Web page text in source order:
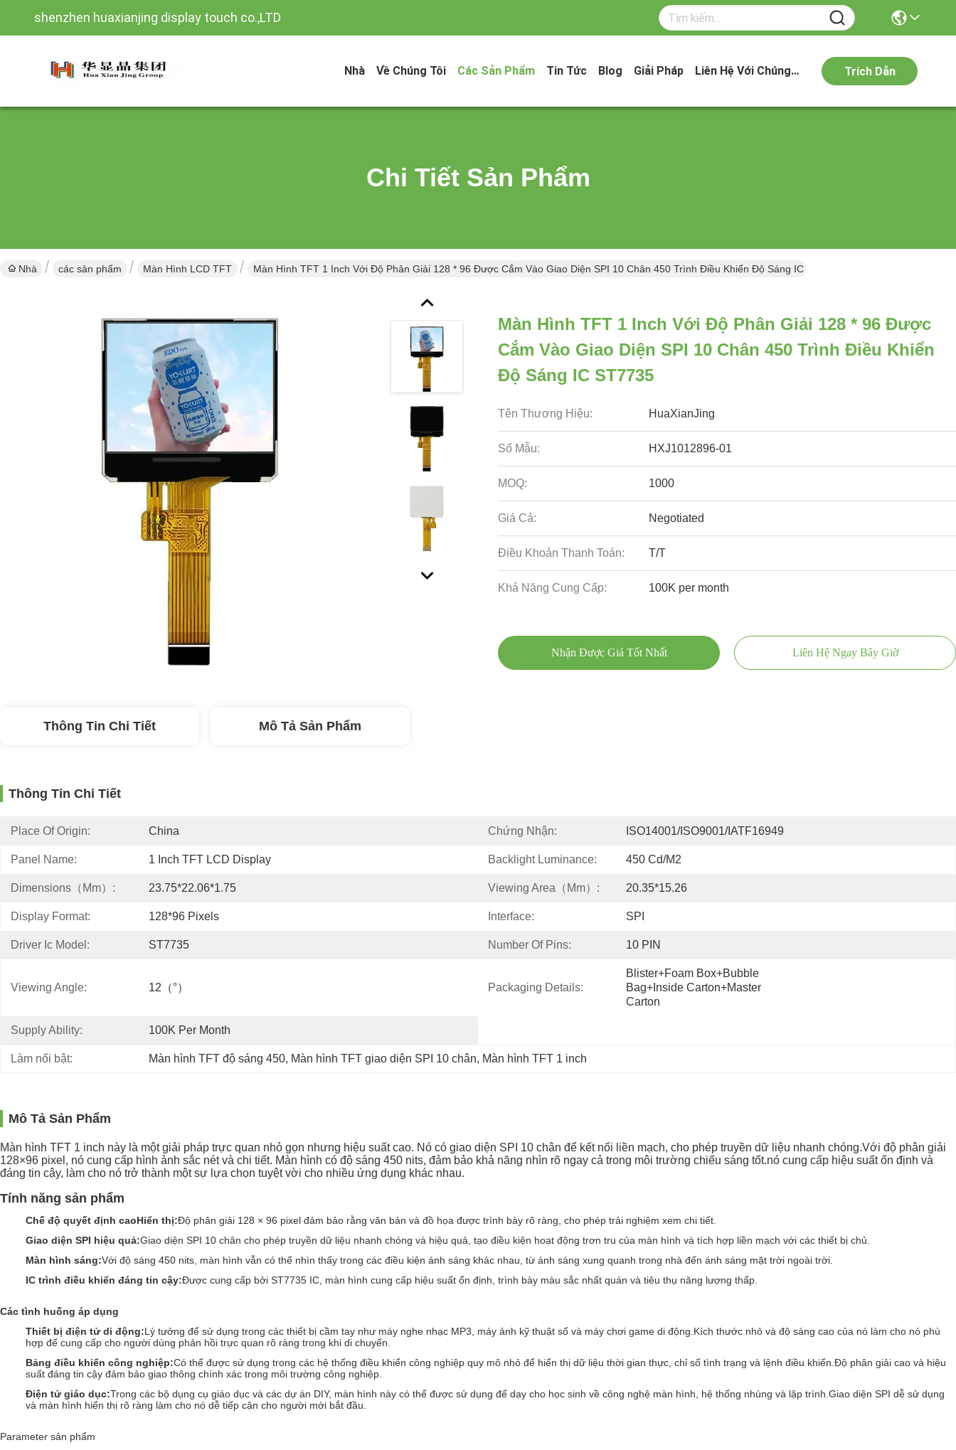
shenzhen huaxianjing display touch co.,LTD
Nhà Về Chúng Tôi Các Sản Phẩm Tin Tức Blog Giải Pháp Liên Hệ Với Chúng Tôi Trích Dẫn
Chi Tiết Sản Phẩm
Nhà các sản phẩm Màn Hình LCD TFT Màn Hình TFT 1 Inch Với Độ Phân Giải 128 * 96 Được Cắm Vào Giao Diện SPI 10 Chân 450 Trình Điều Khiển Độ Sáng IC ST7735
Màn Hình TFT 1 Inch Với Độ Phân Giải 128 * 96 Được
Cắm Vào Giao Diện SPI 10 Chân 450 Trình Điều Khiển
Độ Sáng IC ST7735
Tên Thương Hiệu: HuaXianJing
Số Mẫu: HXJ1012896-01
MOQ: 1000
Giá Cả: Negotiated
Điều Khoản Thanh Toán: T/T
Khả Năng Cung Cấp: 100K per month
Nhận Được Giá Tốt Nhất Liên Hệ Ngay Bây Giờ
Thông Tin Chi Tiết Mô Tả Sản Phẩm
Thông Tin Chi Tiết
Place Of Origin: China Chứng Nhận: ISO14001/ISO9001/IATF16949
Panel Name: 1 Inch TFT LCD Display Backlight Luminance: 450 Cd/m2
Dimensions（mm）: 23.75*22.06*1.75 Viewing Area（mm）: 20.35*15.26
Display Format: 128*96 Pixels Interface: SPI
Driver Ic Model: ST7735 Number Of Pins: 10 PIN
Viewing Angle: 12（°） Packaging Details:
Blister+foam Box+bubble
Bag+inside Carton+master
Carton
Supply Ability: 100K Per Month
Làm nổi bật: Màn hình TFT độ sáng 450, Màn hình TFT giao diện SPI 10 chân, Màn hình TFT 1 inch
Mô Tả Sản Phẩm
Màn hình TFT 1 inch này là một giải pháp trực quan nhỏ gọn nhưng hiệu suất cao. Nó có giao diện SPI 10 chân để kết nối liền mạch, cho phép truyền dữ liệu nhanh chóng.Với độ phân giải
128×96 pixel, nó cung cấp hình ảnh sắc nét và chi tiết. Màn hình có độ sáng 450 nits, đảm bảo khả năng nhìn rõ ngay cả trong môi trường chiếu sáng tốt.nó cung cấp hiệu suất ổn định và
đáng tin cậy, làm cho nó trở thành một sự lựa chọn tuyệt vời cho nhiều ứng dụng khác nhau.
Tính năng sản phẩm
Chế độ quyết định caoHiển thị:Độ phân giải 128 × 96 pixel đảm bảo rằng văn bản và đồ họa được trình bày rõ ràng, cho phép trải nghiệm xem chi tiết.
Giao diện SPI hiệu quả:Giao diện SPI 10 chân cho phép truyền dữ liệu nhanh chóng và hiệu quả, tạo điều kiện hoạt động trơn tru của màn hình và tích hợp liền mạch với các thiết bị chủ.
Màn hình sáng:Với độ sáng 450 nits, màn hình vẫn có thể nhìn thấy trong các điều kiện ánh sáng khác nhau, từ ánh sáng xung quanh trong nhà đến ánh sáng mặt trời ngoài trời.
IC trình điều khiển đáng tin cậy:Được cung cấp bởi ST7735 IC, màn hình cung cấp hiệu suất ổn định, trình bày màu sắc nhất quán và tiêu thụ năng lượng thấp.
Các tình huống áp dụng
Thiết bị điện tử di động:Lý tưởng để sử dụng trong các thiết bị cầm tay như máy nghe nhạc MP3, máy ảnh kỹ thuật số và máy chơi game di động.Kích thước nhỏ và độ sáng cao của nó làm cho nó phù
hợp để cung cấp cho người dùng phản hồi trực quan rõ ràng trong khi di chuyển.
Bảng điều khiển công nghiệp:Có thể được sử dụng trong các hệ thống điều khiển công nghiệp quy mô nhỏ để hiển thị dữ liệu thời gian thực, chỉ số tình trạng và lệnh điều khiển.Độ phân giải cao và hiệu
suất đáng tin cậy đảm bảo giao thông chính xác trong môi trường công nghiệp.
Điện tử giáo dục:Trong các bộ dụng cụ giáo dục và các dự án DIY, màn hình này có thể được sử dụng để dạy cho học sinh về công nghệ màn hình, hệ thống nhúng và lập trình.Giao diện SPI dễ sử dụng
và màn hình hiển thị rõ ràng làm cho nó dễ tiếp cận cho người mới bắt đầu.
Parameter sản phẩm